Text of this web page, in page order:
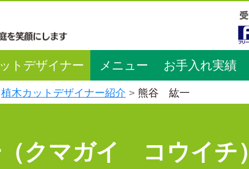
トデザイナー メニュー お手入れ実績
植木カットデザイナー紹介 熊谷 紘一
クマガイ コウイチ）